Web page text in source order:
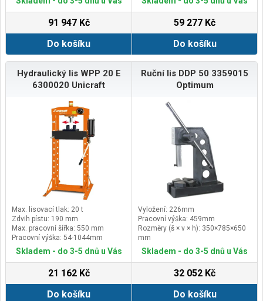
91 947 Kč
Do košíku
59 277 Kč
Do košíku
Hydraulický lis WPP 20 E
6300020 Unicraft
Max. lisovací tlak: 20 t
Zdvih pístu: 190 mm
Max. pracovní šířka: 550 mm
Pracovní výška: 54-1044mm
Skladem - do 3-5 dnů u Vás
21 162 Kč
Do košíku
Ruční lis DDP 50 3359015
Optimum
Vyložení: 226mm
Pracovní výška: 459mm
Rozměry (š × v × h): 350×785×650
mm
Hmotnost: 140 kg
Skladem - do 3-5 dnů u Vás
32 052 Kč
Do košíku